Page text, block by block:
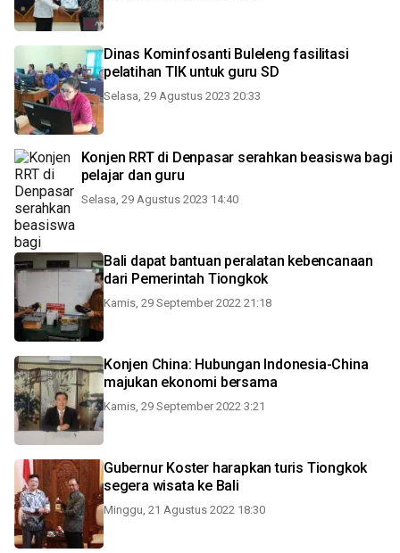
Dinas Kominfosanti Buleleng fasilitasi
pelatihan TIK untuk guru SD
Selasa, 29 Agustus 2023 20:33
Konjen RRT di Denpasar serahkan beasiswa bagi
pelajar dan guru
Selasa, 29 Agustus 2023 14:40
Bali dapat bantuan peralatan kebencanaan
dari Pemerintah Tiongkok
Kamis, 29 September 2022 21:18
Konjen China: Hubungan Indonesia-China
majukan ekonomi bersama
Kamis, 29 September 2022 3:21
Gubernur Koster harapkan turis Tiongkok
segera wisata ke Bali
Minggu, 21 Agustus 2022 18:30